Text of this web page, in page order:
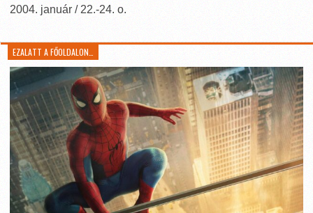
2004. január / 22.-24. o.
EZALATT A FŐOLDALON…